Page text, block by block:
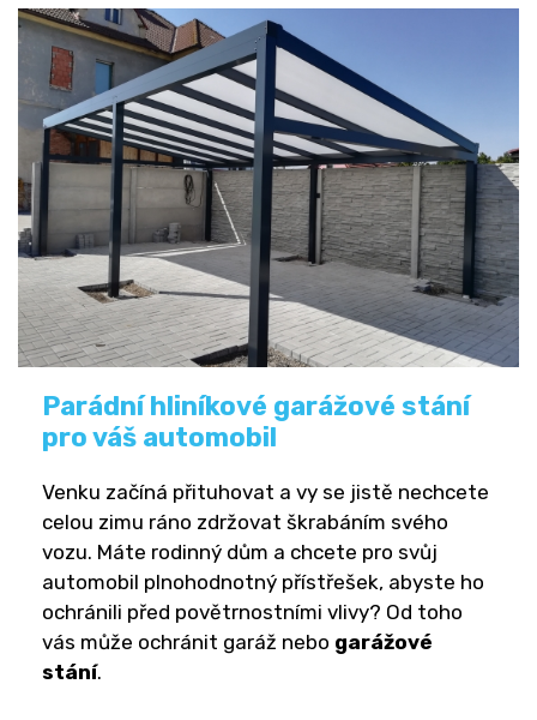
Parádní hliníkové garážové stání
pro váš automobil
Venku začíná přituhovat a vy se jistě nechcete
celou zimu ráno zdržovat škrabáním svého
vozu. Máte rodinný dům a chcete pro svůj
automobil plnohodnotný přístřešek, abyste ho
ochránili před povětrnostními vlivy? Od toho
vás může ochránit garáž nebo garážové
stání.